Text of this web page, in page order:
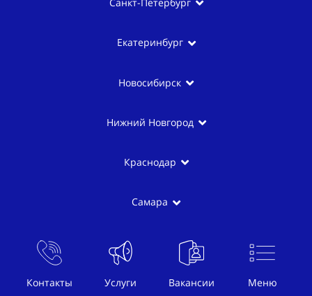
Контакты Услуги Вакансии Меню
Екатеринбург
Новосибирск
Нижний Новгород
Краснодар
Самара